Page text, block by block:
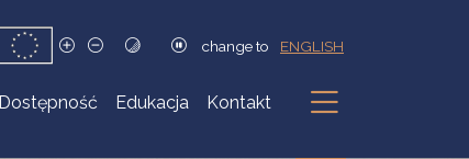
change to ENGLISH
Dostępność Edukacja Kontakt
Podmenu